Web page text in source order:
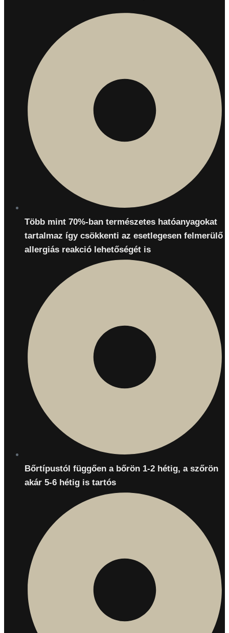
Több mint 70%-ban természetes hatóanyagokat
tartalmaz így csökkenti az esetlegesen felmerülő
allergiás reakció lehetőségét is
Bőrtípustól függően a bőrön 1-2 hétig, a szőrön
akár 5-6 hétig is tartós